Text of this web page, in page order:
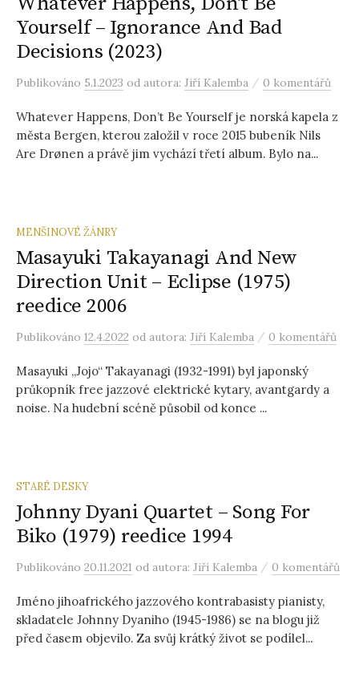
Yourself – Ignorance And Bad
Decisions (2023)
Publikováno 5.1.2023 od autora: Jiří Kalemba / 0 komentářů
Whatever Happens, Don’t Be Yourself je norská kapela z
města Bergen, kterou založil v roce 2015 bubeník Nils
Are Drønen a právě jim vychází třetí album. Bylo na...
MENŠINOVÉ ŽÁNRY
Masayuki Takayanagi And New
Direction Unit – Eclipse (1975)
reedice 2006
Publikováno 12.4.2022 od autora: Jiří Kalemba / 0 komentářů
Masayuki „Jojo“ Takayanagi (1932-1991) byl japonský
průkopník free jazzové elektrické kytary, avantgardy a
noise. Na hudební scéně působil od konce ...
STARÉ DESKY
Johnny Dyani Quartet – Song For
Biko (1979) reedice 1994
Publikováno 20.11.2021 od autora: Jiří Kalemba / 0 komentářů
Jméno jihoafrického jazzového kontrabasisty pianisty,
skladatele Johnny Dyaniho (1945-1986) se na blogu již
před časem objevilo. Za svůj krátký život se podílel...